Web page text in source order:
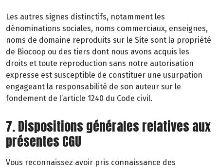
Les autres signes distinctifs, notamment les
dénominations sociales, noms commerciaux, enseignes,
noms de domaine reproduits sur le Site sont la propriété
de Biocoop ou des tiers dont nous avons acquis les
droits et toute reproduction sans notre autorisation
expresse est susceptible de constituer une usurpation
engageant la responsabilité de son auteur sur le
fondement de l’article 1240 du Code civil.
7. Dispositions générales relatives aux
présentes CGU
Vous reconnaissez avoir pris connaissance des